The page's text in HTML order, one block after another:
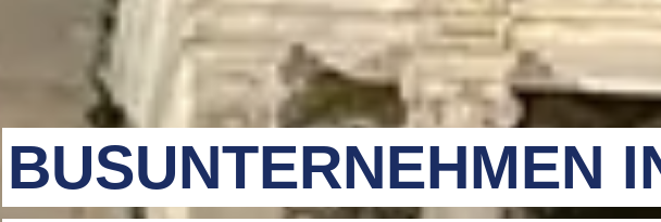
BUSUNTERNEHMEN